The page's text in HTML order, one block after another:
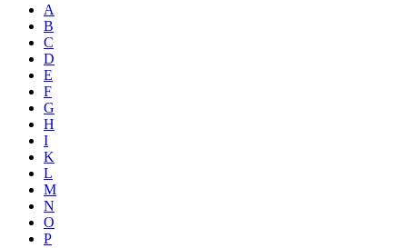
A
B
C
D
E
F
G
H
I
K
L
M
N
O
P